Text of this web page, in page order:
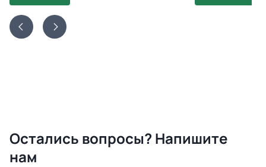
Остались вопросы? Напишите
нам